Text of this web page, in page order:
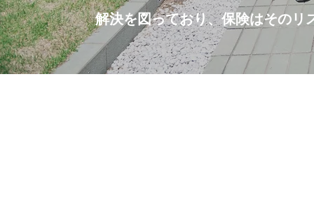
解決を図っており、保険はそのリ